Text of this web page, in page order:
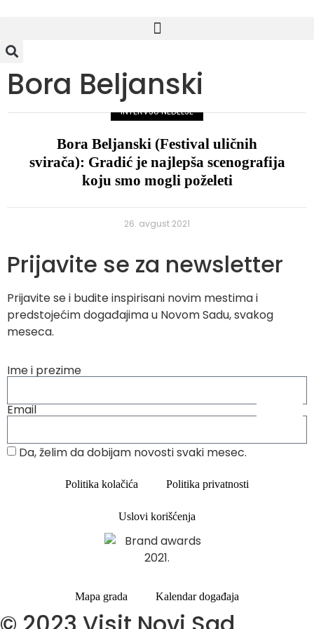
Bora Beljanski
INTERVJU NEDELJE
Bora Beljanski (Festival uličnih
svirača): Gradić je najlepša scenografija
koju smo mogli poželeti
26. avgust 2021
Prijavite se za newsletter
Prijavite se i budite inspirisani novim mestima i
predstojećim događajima u Novom Sadu, svakog
meseca.
Ime i prezime
Email
Da, želim da dobijam novosti svaki mesec.
Politika kolačića Politika privatnosti
Uslovi korišćenja
Mapa grada Kalendar događaja